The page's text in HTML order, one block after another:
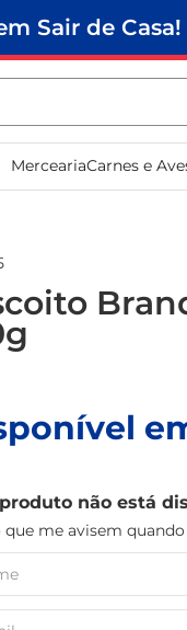
Sair de Casa!
MerceariaCarnes e
não está
que me avisem